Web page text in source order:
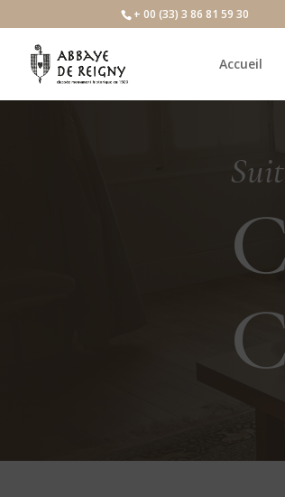
+ 00 (33) 3 86 81 59 30
Accueil